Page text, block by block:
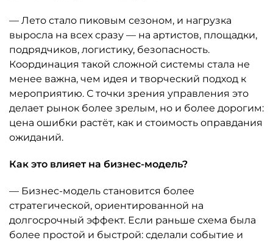
— Лето стало пиковым сезоном, и нагрузка
выросла на всех сразу — на артистов, площадки,
подрядчиков, логистику, безопасность.
Координация такой сложной системы стала не
менее важна, чем идея и творческий подход к
мероприятию. С точки зрения управления это
делает рынок более зрелым, но и более дорогим:
цена ошибки растёт, как и стоимость оправдания
ожиданий.
Как это влияет на бизнес-модель?
— Бизнес-модель становится более
стратегической, ориентированной на
долгосрочный эффект. Если раньше схема была
более простой и быстрой: сделали событие и